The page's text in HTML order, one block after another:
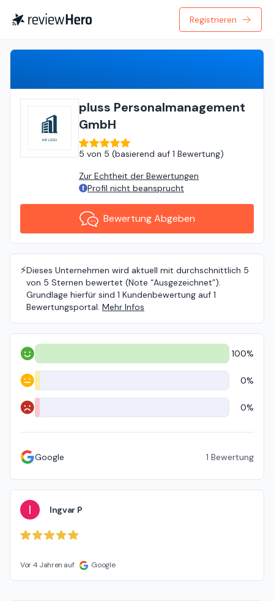
Registrieren
pluss Personalmanagement
GmbH
5 von 5 (basierend auf 1 Bewertung)
Zur Echtheit der Bewertungen
Profil nicht beansprucht
Bewertung Abgeben
⚡️Dieses Unternehmen wird aktuell mit durchschnittlich 5
von 5 Sternen bewertet (Note “Ausgezeichnet”).
Grundlage hierfür sind 1 Kundenbewertung auf 1
Bewertungsportal. Mehr Infos
Positiv 100%
Neutral 0%
Negativ 0%
Google 1 Bewertung
I Ingvar P
Vor 4 Jahren auf Google